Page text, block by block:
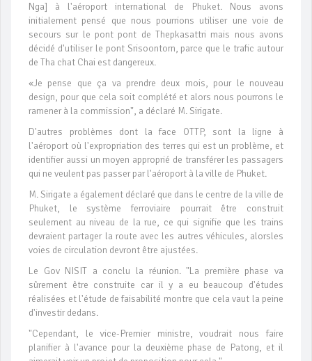
Nga] à l'aéroport international de Phuket. Nous avons
initialement pensé que nous pourrions utiliser une voie de
secours sur le pont pont de Thepkasattri mais nous avons
décidé d'utiliser le pont Srisoontorn, parce que le trafic autour
de Tha chat Chai est dangereux.
«Je pense que ça va prendre deux mois, pour le nouveau
design, pour que cela soit complété et alors nous pourrons le
ramener à la commission", a déclaré M. Sirigate.
D'autres problèmes dont la face OTTP, sont la ligne à
l'aéroport où l'expropriation des terres qui est un problème, et
identifier aussi un moyen approprié de transférer les passagers
qui ne veulent pas passer par l'aéroport à la ville de Phuket.
M. Sirigate a également déclaré que dans le centre de la ville de
Phuket, le système ferroviaire pourrait être construit
seulement au niveau de la rue, ce qui signifie que les trains
devraient partager la route avec les autres véhicules, alorsles
voies de circulation devront être ajustées.
Le Gov NISIT a conclu la réunion. "La première phase va
sûrement être construite car il y a eu beaucoup d'études
réalisées et l'étude de faisabilité montre que cela vaut la peine
d'investir dedans.
"Cependant, le vice-Premier ministre, voudrait nous faire
planifier à l'avance pour la deuxième phase de Patong, et il